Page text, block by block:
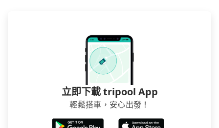
立即下載 tripool App
輕鬆搭車，安心出發！